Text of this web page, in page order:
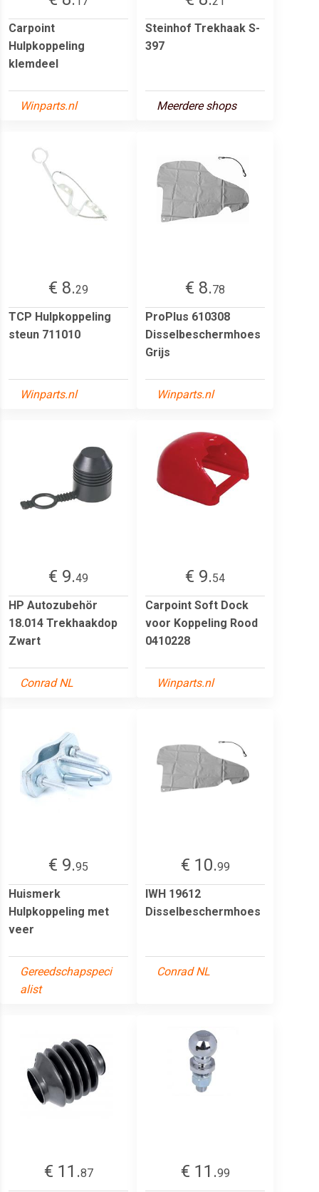
Carpoint
Hulpkoppeling
klemdeel
Winparts.nl
Steinhof Trekhaak S-
397
Meerdere shops
€ 8.29
TCP Hulpkoppeling
steun 711010
Winparts.nl
€ 8.78
ProPlus 610308
Disselbeschermhoes
Grijs
Winparts.nl
€ 9.49
HP Autozubehör
18.014 Trekhaakdop
Zwart
Conrad NL
€ 9.54
Carpoint Soft Dock
voor Koppeling Rood
0410228
Winparts.nl
€ 9.95
Huismerk
Hulpkoppeling met
veer
Gereedschapspeci
alist
€ 10.99
IWH 19612
Disselbeschermhoes
Conrad NL
€ 11.87
€ 11.99